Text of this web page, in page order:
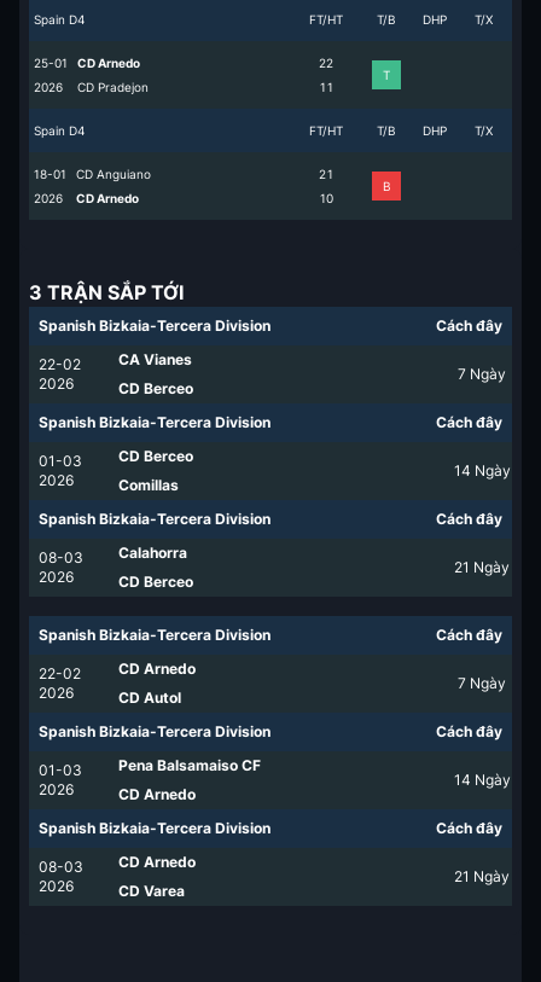
Spain D4 FT/HT T/B DHP T/X
25-01
2026
CD Arnedo
CD Pradejon
2
1
2
1
T
Spain D4 FT/HT T/B DHP T/X
18-01
2026
CD Anguiano
CD Arnedo
2
1
1
0
B
3 TRẬN SẮP TỚI
Spanish Bizkaia-Tercera Division Cách đây
22-02
2026
CA Vianes
CD Berceo
7 Ngày
Spanish Bizkaia-Tercera Division Cách đây
01-03
2026
CD Berceo
Comillas
14 Ngày
Spanish Bizkaia-Tercera Division Cách đây
08-03
2026
Calahorra
CD Berceo
21 Ngày
Spanish Bizkaia-Tercera Division Cách đây
22-02
2026
CD Arnedo
CD Autol
7 Ngày
Spanish Bizkaia-Tercera Division Cách đây
01-03
2026
Pena Balsamaiso CF
CD Arnedo
14 Ngày
Spanish Bizkaia-Tercera Division Cách đây
08-03
2026
CD Arnedo
CD Varea
21 Ngày